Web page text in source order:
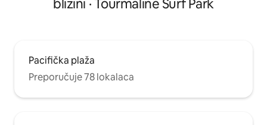
blizini · Tourmaline Surf Park
Pacifička plaža
Preporučuje 78 lokalaca